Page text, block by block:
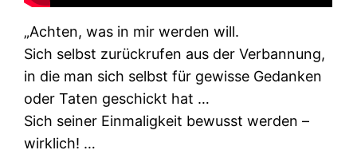
„Achten, was in mir werden will.
Sich selbst zurückrufen aus der Verbannung,
in die man sich selbst für gewisse Gedanken
oder Taten geschickt hat …
Sich seiner Einmaligkeit bewusst werden –
wirklich! …